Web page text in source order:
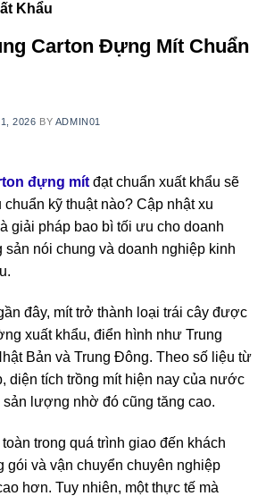
Khẩu
Carton Đựng Mít Chuẩn
2026 BY ADMIN01
đựng mít đạt chuẩn xuất khẩu sẽ
kỹ thuật nào? Cập nhật xu
giải pháp bao bì tối ưu cho doanh
sản nói chung và doanh nghiệp kinh
đây, mít trở thành loại trái cây được
xuất khẩu, điển hình như Trung
Bản và Trung Đông. Theo số liệu từ
diện tích trồng mít hiện nay của nước
lượng nhờ đó cũng tăng cao.
trong quá trình giao đến khách
gói và vận chuyển chuyên nghiệp
hơn. Tuy nhiên, một thực tế mà